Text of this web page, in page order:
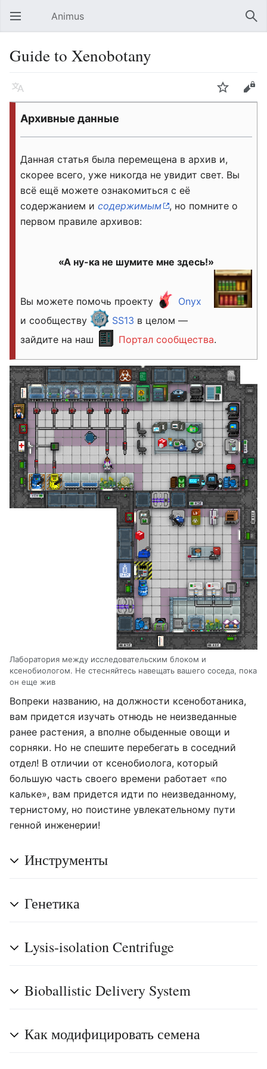
Открыть главное меню Animus
Guide to Xenobotany
Язык Следить
Архивные данные
Данная статья была перемещена в архив и,
скорее всего, уже никогда не увидит свет. Вы
всё ещё можете ознакомиться с её
содержанием и содержимым
, но помните о
первом правиле архивов:
«А ну-ка не шумите мне здесь!»
Вы можете помочь проекту
Onyx
и сообществу
SS13 в целом —
зайдите на наш
Портал сообщества.
Лаборатория между исследовательским блоком и
ксенобиологом. Не стесняйтесь навещать вашего соседа, пока
он еще жив
Вопреки названию, на должности ксеноботаника,
вам придется изучать отнюдь не неизведанные
ранее растения, а вполне обыденные овощи и
сорняки. Но не спешите перебегать в соседний
отдел! В отличии от ксенобиолога, который
большую часть своего времени работает «по
кальке», вам придется идти по неизведанному,
тернистому, но поистине увлекательному пути
генной инженерии!
Инструменты
Генетика
Lysis-isolation Centrifuge
Bioballistic Delivery System
Как модифицировать семена